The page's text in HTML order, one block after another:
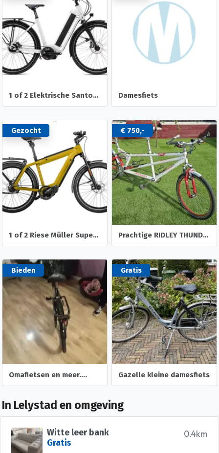
1 of 2 Elektrische Santos Fietsen voor Fietsvakanties Damesfiets
Gezocht
1 of 2 Riese Müller Supercharger Elektrische Fietsen Gezocht Gevraagd
€ 750,-
Prachtige RIDLEY THUNDER 2 mountainbike tandem
Bieden
Omafietsen en meer....
Gratis
Gazelle kleine damesfiets
In Lelystad en omgeving
0.4km
Witte leer bank
Gratis